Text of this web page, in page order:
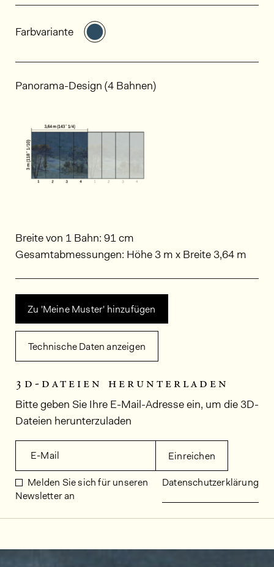
Allgemeine Produktinformationen
Farbvariante Weitere Varianten entdecken: CS81
Panorama-Design (4 Bahnen)
Breite von 1 Bahn: 91 cm
Gesamtabmessungen: Höhe 3 m x Breite 3,64 m
Zu 'Meine Muster' hinzufügen
Technische Daten anzeigen
3d-dateien herunterladen
Bitte geben Sie Ihre E-Mail-Adresse ein, um die 3D-
Dateien herunterzuladen
E-Mail Einreichen
Melden Sie sich für unseren
Newsletter an
Datenschutzerklärung